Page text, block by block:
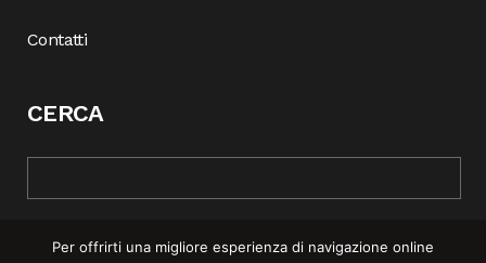
Contatti
CERCA
Per offrirti una migliore esperienza di navigazione online